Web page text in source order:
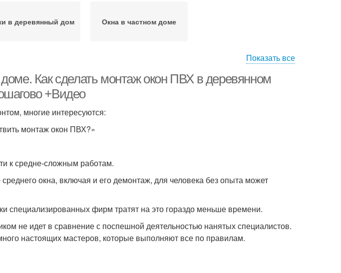
в деревянный дом Окна в частном доме
Показать все
Как сделать монтаж окон ПВХ в деревянном
+Видео
многие интересуются:
монтаж окон ПВХ?»
к средне-сложным работам.
окна, включая и его демонтаж, для человека без опыта может
специализированных фирм тратят на это гораздо меньше времени.
не идет в сравнение с поспешной деятельностью нанятых специалистов.
настоящих мастеров, которые выполняют все по правилам.